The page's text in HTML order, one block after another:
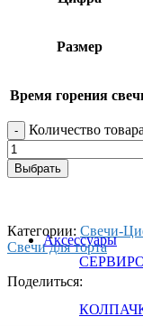
Аксессуары
Размер
Время горения
Количество
Выбрать
Категории: Свечи-
Свечи для торта
Поделиться: